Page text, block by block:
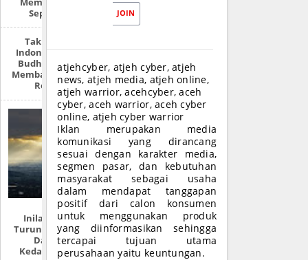
Seperti Ini!”
Takut Seperti
Indonesia, Alasan
Budha Myanmar
Membantai Muslim
Rohingya
Inilah Tempat
Turunnya Nabi Isa
Dan 7 Ciri
Kedatangannya
JOIN
atjehcyber, atjeh cyber, atjeh
news, atjeh media, atjeh online,
atjeh warrior, acehcyber, aceh
cyber, aceh warrior, aceh cyber
online, atjeh cyber warrior
Iklan merupakan media
komunikasi yang dirancang
sesuai dengan karakter media,
segmen pasar, dan kebutuhan
masyarakat sebagai usaha
dalam mendapat tanggapan
positif dari calon konsumen
untuk menggunakan produk
yang diinformasikan sehingga
tercapai tujuan utama
perusahaan yaitu keuntungan.